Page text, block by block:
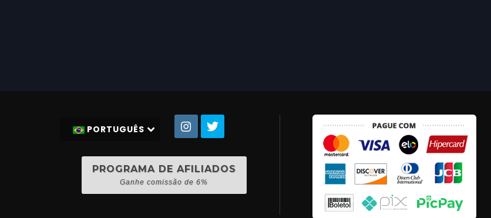
PORTUGUÊS
PROGRAMA DE AFILIADOS
Ganhe comissão de 6%